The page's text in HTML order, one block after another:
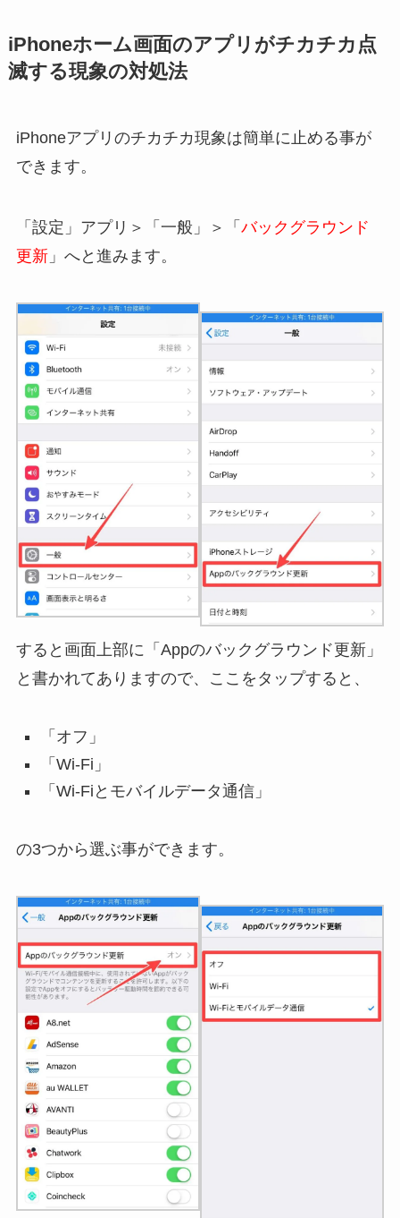
iPhoneホーム画面のアプリがチカチカ点
滅する現象の対処法
iPhoneアプリのチカチカ現象は簡単に止める事が
できます。
「設定」アプリ＞「一般」＞「 バックグラウンド
更新」へと進みます。
すると画面上部に「Appのバックグラウンド更新」
と書かれてありますので、ここをタップすると、
「オフ」
「Wi-Fi」
「Wi-Fiとモバイルデータ通信」
の3つから選ぶ事ができます。